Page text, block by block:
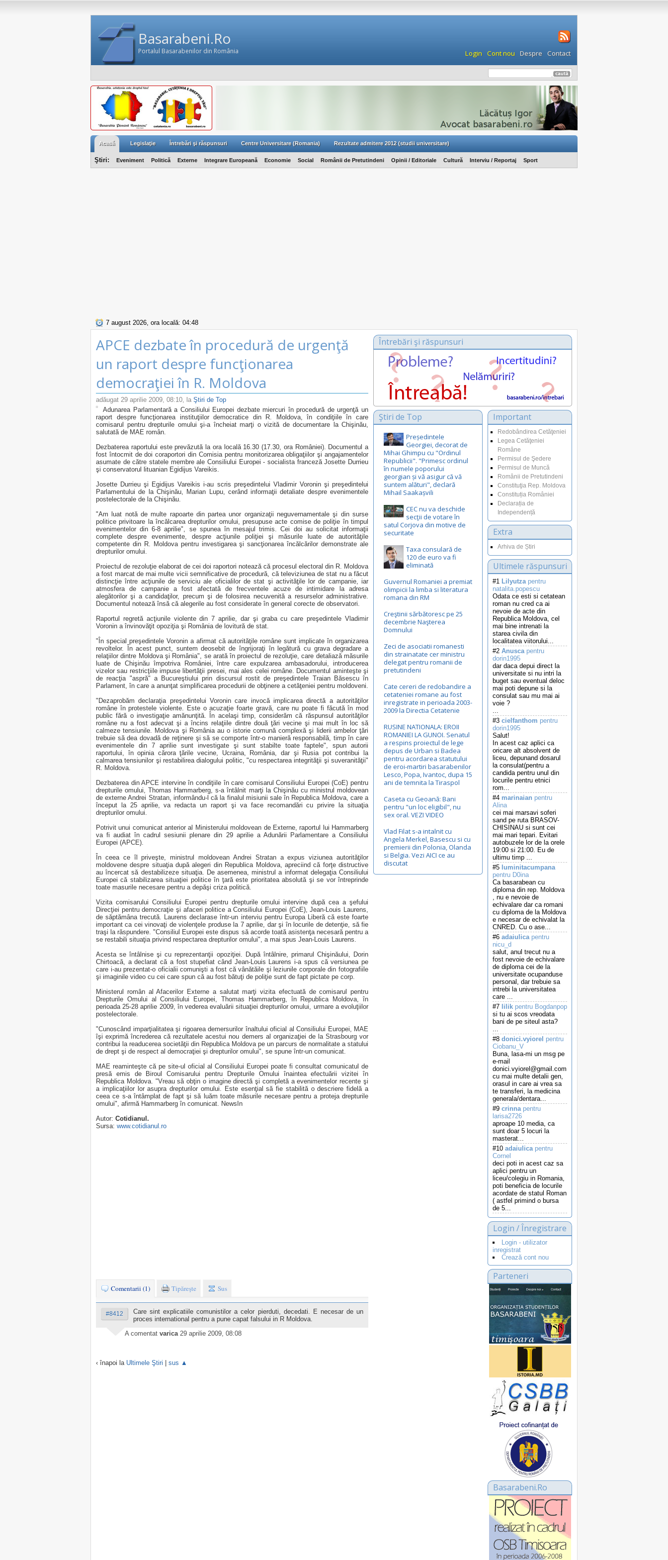
Basarabeni.Ro
Portalul Basarabenilor din România Login Cont nou Despre Contact
Acasă Legislaţie Întrebări şi răspunsuri Centre Universitare (Romania) Rezultate admitere 2012 (studii universitare)
Ştiri: Eveniment Politică Externe Integrare Europeană Economie Social Românii de Pretutindeni Opinii / Editoriale Cultură Interviu / Reportaj Sport
7 august 2026, ora locală: 04:48
APCE dezbate în procedură de urgenţă
un raport despre funcţionarea
democraţiei în R. Moldova
adăugat 29 aprilie 2009, 08:10, la Ştiri de Top
Adunarea Parlamentară a Consiliului Europei dezbate miercuri în procedură de urgenţă un
raport despre funcţionarea instituţiilor democratice din R. Moldova, în condiţiile în care
comisarul pentru drepturile omului şi-a încheiat marţi o vizită de documentare la Chişinău,
salutată de MAE român.
Dezbaterea raportului este prevăzută la ora locală 16.30 (17.30, ora României). Documentul a
fost întocmit de doi coraportori din Comisia pentru monitorizarea obligaţiilor şi angajamentelor
asumate de către statele membre ale Consiliului Europei - socialista franceză Josette Durrieu
şi conservatorul lituanian Egidijus Vareikis.
Josette Durrieu şi Egidijus Vareikis i-au scris preşedintelui Vladimir Voronin şi preşedintelui
Parlamentului de la Chişinău, Marian Lupu, cerând informaţii detaliate despre evenimentele
postelectorale de la Chişinău.
"Am luat notă de multe rapoarte din partea unor organizaţii neguvernamentale şi din surse
politice privitoare la încălcarea drepturilor omului, presupuse acte comise de poliţie în timpul
evenimentelor din 6-8 aprilie", se spunea în mesajul trimis. Cei doi au solicitat informaţii
complete despre evenimente, despre acţiunile poliţiei şi măsurile luate de autorităţile
competente din R. Moldova pentru investigarea şi sancţionarea încălcărilor demonstrate ale
drepturilor omului.
Proiectul de rezoluţie elaborat de cei doi raportori notează că procesul electoral din R. Moldova
a fost marcat de mai multe vicii semnificative de procedură, că televiziunea de stat nu a făcut
distincţie între acţiunile de serviciu ale oficialilor de stat şi activităţile lor de campanie, iar
atmosfera de campanie a fost afectată de frecventele acuze de intimidare la adresa
alegătorilor şi a candidaţilor, precum şi de folosirea necuvenită a resurselor administrative.
Documentul notează însă că alegerile au fost considerate în general corecte de observatori.
Raportul regretă acţiunile violente din 7 aprilie, dar şi graba cu care preşedintele Vladimir
Voronin a învinovăţit opoziţia şi România de lovitură de stat.
"În special preşedintele Voronin a afirmat că autorităţile române sunt implicate în organizarea
revoltelor. În acest punct, suntem deosebit de îngrijoraţi în legătură cu grava degradare a
relaţiilor dintre Moldova şi România", se arată în proiectul de rezoluţie, care detaliază măsurile
luate de Chişinău împotriva României, între care expulzarea ambasadorului, introducerea
vizelor sau restricţiile impuse libertăţii presei, mai ales celei române. Documentul aminteşte şi
de reacţia "aspră" a Bucureştiului prin discursul rostit de preşedintele Traian Băsescu în
Parlament, în care a anunţat simplificarea procedurii de obţinere a cetăţeniei pentru moldoveni.
"Dezaprobăm declaraţia preşedintelui Voronin care invocă implicarea directă a autorităţilor
române în protestele violente. Este o acuzaţie foarte gravă, care nu poate fi făcută în mod
public fără o investigaţie amănunţită. În acelaşi timp, considerăm că răspunsul autorităţilor
române nu a fost adecvat şi a încins relaţiile dintre două ţări vecine şi mai mult în loc să
calmeze tensiunile. Moldova şi România au o istorie comună complexă şi liderii ambelor ţări
trebuie să dea dovadă de reţinere şi să se comporte într-o manieră responsabilă, timp în care
evenimentele din 7 aprilie sunt investigate şi sunt stabilte toate faptele", spun autorii
raportului, în opinia cărora ţările vecine, Ucraina, România, dar şi Rusia pot contribui la
calmarea tensiunilor şi restabilirea dialogului politic, "cu respectarea integrităţii şi suveranităţii"
R. Moldova.
Dezbaterea din APCE intervine în condiţiile în care comisarul Consiliului Europei (CoE) pentru
drepturile omului, Thomas Hammarberg, s-a întâlnit marţi la Chişinău cu ministrul moldovean
de externe Andrei Stratan, informându-l că la finalul misiunii sale în Republica Moldova, care a
început la 25 aprilie, va redacta un raport şi va face recomandări cu privire la situaţia
drepturilor omului.
Potrivit unui comunicat anterior al Ministerului moldovean de Externe, raportul lui Hammarberg
va fi audiat în cadrul sesiunii plenare din 29 aprilie a Adunării Parlamentare a Consiliului
Europei (APCE).
În ceea ce îl priveşte, ministrul moldovean Andrei Stratan a expus viziunea autorităţilor
moldovene despre situaţia după alegeri din Republica Moldova, apreciind că forţe distructive
au încercat să destabilizeze situaţia. De asemenea, ministrul a informat delegaţia Consiliului
Europei că stabilizarea situaţiei politice în ţară este prioritatea absolută şi se vor întreprinde
toate masurile necesare pentru a depăşi criza politică.
Vizita comisarului Consiliului Europei pentru drepturile omului intervine după cea a şefului
Direcţiei pentru democraţie şi afaceri politice a Consiliului Europei (CoE), Jean-Louis Laurens,
de săptămâna trecută. Laurens declarase într-un interviu pentru Europa Liberă că este foarte
important ca cei vinovaţi de violenţele produse la 7 aprilie, dar şi în locurile de detenţie, să fie
traşi la răspundere. "Consiliul Europei este dispus să acorde toată asistenţa necesară pentru a
se restabili situaţia privind respectarea drepturilor omului", a mai spus Jean-Louis Laurens.
Acesta se întâlnise şi cu reprezentanţii opoziţiei. După întâlnire, primarul Chişinăului, Dorin
Chirtoacă, a declarat că a fost stupefiat când Jean-Louis Laurens i-a spus că versiunea pe
care i-au prezentat-o oficialii comunişti a fost că vânătăile şi leziunile corporale din fotografiile
şi imaginile video cu cei care spun că au fost bătuţi de poliţie sunt de fapt pictate pe corp.
Ministerul român al Afacerilor Externe a salutat marţi vizita efectuată de comisarul pentru
Drepturile Omului al Consiliului Europei, Thomas Hammarberg, în Republica Moldova, în
perioada 25-28 aprilie 2009, în vederea evaluării situaţiei drepturilor omului, urmare a evoluţiilor
postelectorale.
"Cunoscând imparţialitatea şi rigoarea demersurilor înaltului oficial al Consiliului Europei, MAE
îşi exprimă încrederea că rezultatele acestui nou demers al organizaţiei de la Strasbourg vor
contribui la readucerea societăţii din Republica Moldova pe un parcurs de normalitate a statului
de drept şi de respect al democraţiei şi drepturilor omului", se spune într-un comunicat.
MAE reaminteşte că pe site-ul oficial al Consiliului Europei poate fi consultat comunicatul de
presă emis de Biroul Comisarului pentru Drepturile Omului înaintea efectuării vizitei în
Republica Moldova. "Vreau să obţin o imagine directă şi completă a evenimentelor recente şi
a implicaţiilor lor asupra drepturilor omului. Este esenţial să fie stabilită o descriere fidelă a
ceea ce s-a întâmplat de fapt şi să luăm toate măsurile necesare pentru a proteja drepturile
omului", afirmă Hammarberg în comunicat. NewsIn
Autor: Cotidianul.
Sursa: www.cotidianul.ro
Comentarii (1) Tipăreşte Sus
#8412
Care sint explicatiile comunistilor a celor pierduti, decedati. E necesar de un
proces international pentru a pune capat falsului in R Moldova.
A comentat varica 29 aprilie 2009, 08:08
‹ înapoi la Ultimele Ştiri sus ▲
Întrebări şi răspunsuri
Important
Redobândirea Cetăţeniei
Legea Cetăţeniei
Române
Permisul de Şedere
Permisul de Muncă
Românii de Pretutindeni
Constituţia Rep. Moldova
Constituția României
Declarația de
Independență
Extra
Arhiva de Știri
Ultimele răspunsuri
#1 Lilyutzapentru
natalita.popescu
Odata ce esti si cetatean
roman nu cred ca ai
nevoie de acte din
Republica Moldova, cel
mai bine intrenati la
starea civila din
localitatea viitorului...
#2 Anuscapentru
dorin1995
dar daca depui direct la
universitate si nu intri la
buget sau eventual deloc
mai poti depune si la
consulat sau mu mai ai
voie ?
...
#3 cielfanthom pentru
dorin1995
Salut!
In acest caz aplici ca
oricare alt absolvent de
liceu, depunand dosarul
la consulat(pentru a
candida pentru unul din
locurile pentru etnici
rom...
#4 marinaian pentru
Alina
cei mai marsavi soferi
sand pe ruta BRASOV-
CHISINAU si sunt cei
mai mari tepari. Evitari
autobuzele lor de la orele
19:00 si 21:00. Eu de
ultimu timp ...
#5 luminitacumpana
pentru D0ina
Ca basarabean cu
diploma din rep. Moldova
, nu e nevoie de
echivalare dar ca romani
cu diploma de la Moldova
e necesar de echivalat la
CNRED. Cu o ase...
#6 adaiulicapentru
nicu_d
salut, anul trecut nu a
fost nevoie de echivalare
de diploma cei de la
universitate ocupanduse
personal, dar trebuie sa
intrebi la universitatea
care ...
#7 lilik pentru Bogdanpop
si tu ai scos vreodata
bani de pe siteul asta?
...
#8 donici.vyiorel pentru
Ciobanu_V
Buna, lasa-mi un msg pe
e-mail
donici.vyiorel@gmail.com
cu mai multe detalii gen,
orasul in care ai vrea sa
te transferi, la medicina
generala/dentara...
#9 crinnapentru
larisa2726
aproape 10 media, ca
sunt doar 5 locuri la
masterat...
#10 adaiulicapentru
Cornel
deci poti in acest caz sa
aplici pentru un
liceu/colegiu in Romania,
poti beneficia de locurile
acordate de statul Roman
( astfel primind o bursa
de 5...
Login / Înregistrare
Login - utilizator
inregistrat
Crează cont nou
Parteneri
Basarabeni.Ro
Ştiri de Top
Președintele
Georgiei, decorat de
Mihai Ghimpu cu "Ordinul
Republicii". "Primesc ordinul
în numele poporului
georgian și vă asigur că vă
suntem alături", declară
Mihail Saakașvili
CEC nu va deschide
secţii de votare în
satul Corjova din motive de
securitate
Taxa consulară de
120 de euro va fi
eliminată
Guvernul Romaniei a premiat
olimpicii la limba si literatura
romana din RM
Creştinii sărbătoresc pe 25
decembrie Naşterea
Domnului
Zeci de asociatii romanesti
din strainatate cer ministru
delegat pentru romanii de
pretutindeni
Cate cereri de redobandire a
cetateniei romane au fost
inregistrate in perioada 2003-
2009 la Directia Cetatenie
RUSINE NATIONALA: EROII
ROMANIEI LA GUNOI. Senatul
a respins proiectul de lege
depus de Urban si Badea
pentru acordarea statutului
de eroi-martiri basarabenilor
Lesco, Popa, Ivantoc, dupa 15
ani de temnita la Tiraspol
Caseta cu Geoană: Bani
pentru "un loc eligibil", nu
sex oral. VEZI VIDEO
Vlad Filat s-a intalnit cu
Angela Merkel, Basescu si cu
premierii din Polonia, Olanda
si Belgia. Vezi AICI ce au
discutat